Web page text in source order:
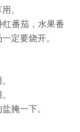
享用。
番茄，水果番
定要烧开。
腌一下。